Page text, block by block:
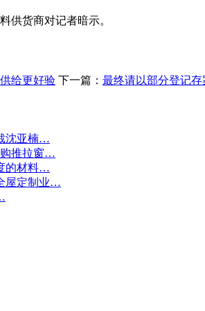
供货商对记者暗示。
给更好验 下一篇： 最终请以部分登记
沈亚楠…
推拉窗…
的材料…
屋定制业…